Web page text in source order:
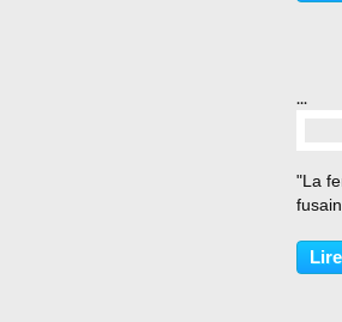
...
"La